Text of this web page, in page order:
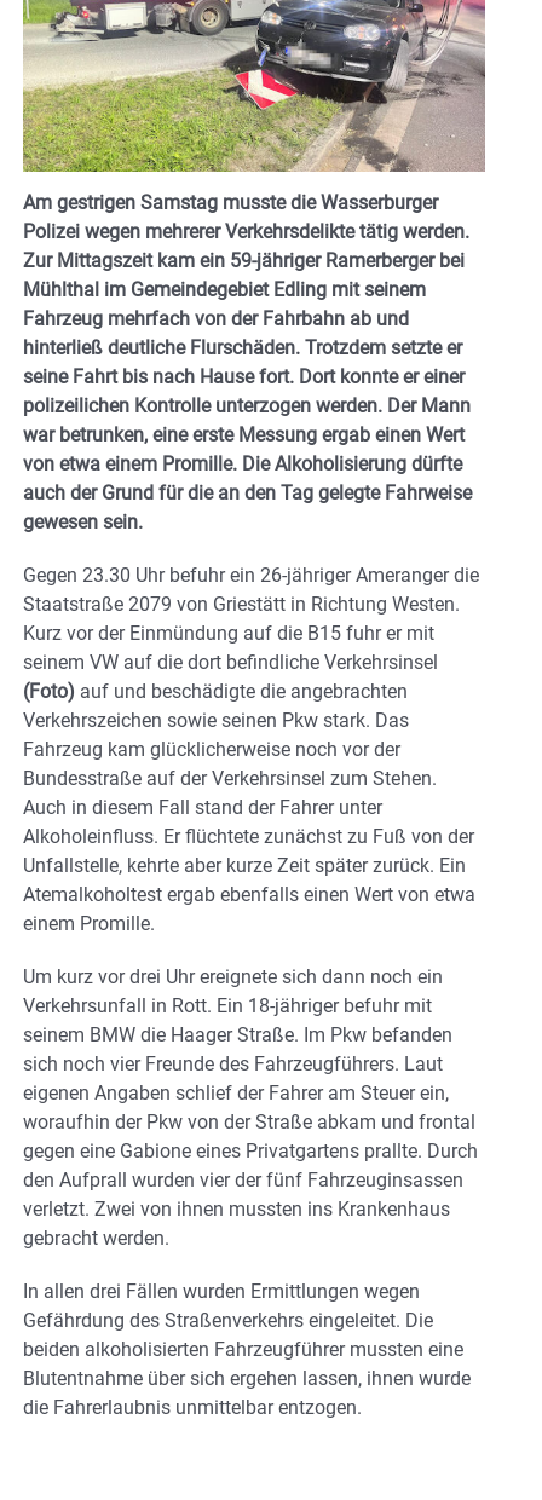
Am gestrigen Samstag musste die Wasserburger
Polizei wegen mehrerer Verkehrsdelikte tätig werden.
Zur Mittagszeit kam ein 59-jähriger Ramerberger bei
Mühlthal im Gemeindegebiet Edling mit seinem
Fahrzeug mehrfach von der Fahrbahn ab und
hinterließ deutliche Flurschäden. Trotzdem setzte er
seine Fahrt bis nach Hause fort. Dort konnte er einer
polizeilichen Kontrolle unterzogen werden. Der Mann
war betrunken, eine erste Messung ergab einen Wert
von etwa einem Promille. Die Alkoholisierung dürfte
auch der Grund für die an den Tag gelegte Fahrweise
gewesen sein.
Gegen 23.30 Uhr befuhr ein 26-jähriger Ameranger die
Staatstraße 2079 von Griestätt in Richtung Westen.
Kurz vor der Einmündung auf die B15 fuhr er mit
seinem VW auf die dort befindliche Verkehrsinsel
(Foto) auf und beschädigte die angebrachten
Verkehrszeichen sowie seinen Pkw stark. Das
Fahrzeug kam glücklicherweise noch vor der
Bundesstraße auf der Verkehrsinsel zum Stehen.
Auch in diesem Fall stand der Fahrer unter
Alkoholeinfluss. Er flüchtete zunächst zu Fuß von der
Unfallstelle, kehrte aber kurze Zeit später zurück. Ein
Atemalkoholtest ergab ebenfalls einen Wert von etwa
einem Promille.
Um kurz vor drei Uhr ereignete sich dann noch ein
Verkehrsunfall in Rott. Ein 18-jähriger befuhr mit
seinem BMW die Haager Straße. Im Pkw befanden
sich noch vier Freunde des Fahrzeugführers. Laut
eigenen Angaben schlief der Fahrer am Steuer ein,
woraufhin der Pkw von der Straße abkam und frontal
gegen eine Gabione eines Privatgartens prallte. Durch
den Aufprall wurden vier der fünf Fahrzeuginsassen
verletzt. Zwei von ihnen mussten ins Krankenhaus
gebracht werden.
In allen drei Fällen wurden Ermittlungen wegen
Gefährdung des Straßenverkehrs eingeleitet. Die
beiden alkoholisierten Fahrzeugführer mussten eine
Blutentnahme über sich ergehen lassen, ihnen wurde
die Fahrerlaubnis unmittelbar entzogen.